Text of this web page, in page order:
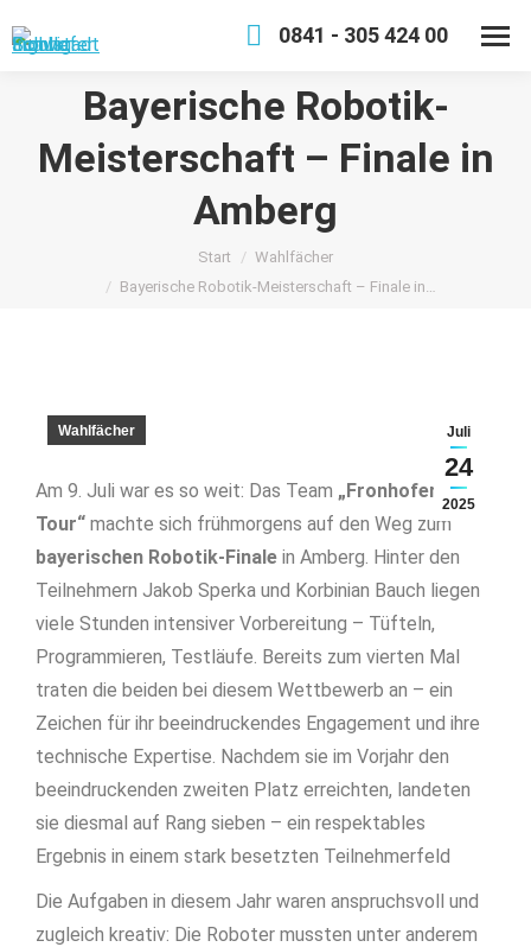
0841 - 305 424 00
Bayerische Robotik-
Meisterschaft – Finale in
Amberg
Sie befinden sich hier:Start
Wahlfächer
Bayerische Robotik-Meisterschaft – Finale in…
Juli
24
2025
Wahlfächer
Am 9. Juli war es so weit: Das Team „Fronhofer on
Tour“ machte sich frühmorgens auf den Weg zum
bayerischen Robotik-Finale in Amberg. Hinter den
Teilnehmern Jakob Sperka und Korbinian Bauch liegen
viele Stunden intensiver Vorbereitung – Tüfteln,
Programmieren, Testläufe. Bereits zum vierten Mal
traten die beiden bei diesem Wettbewerb an – ein
Zeichen für ihr beeindruckendes Engagement und ihre
technische Expertise. Nachdem sie im Vorjahr den
beeindruckenden zweiten Platz erreichten, landeten
sie diesmal auf Rang sieben – ein respektables
Ergebnis in einem stark besetzten Teilnehmerfeld
Die Aufgaben in diesem Jahr waren anspruchsvoll und
zugleich kreativ: Die Roboter mussten unter anderem